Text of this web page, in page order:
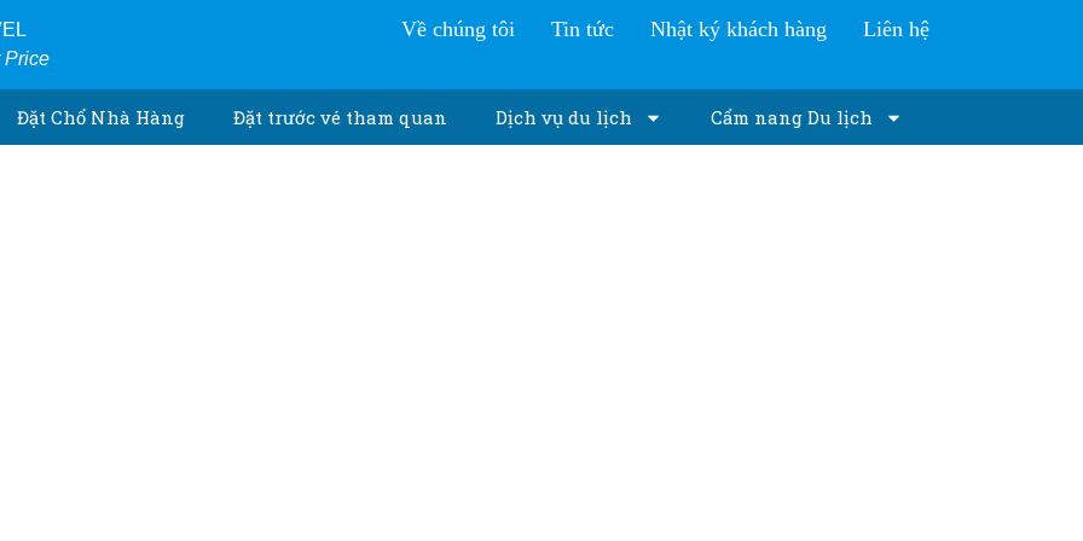
Price
Về chúng tôi Tin tức Nhật ký khách hàng Liên hệ
Đặt Chổ Nhà Hàng Đặt trước vé tham quan Dịch vụ du lịch Cẩm nang Du lịch